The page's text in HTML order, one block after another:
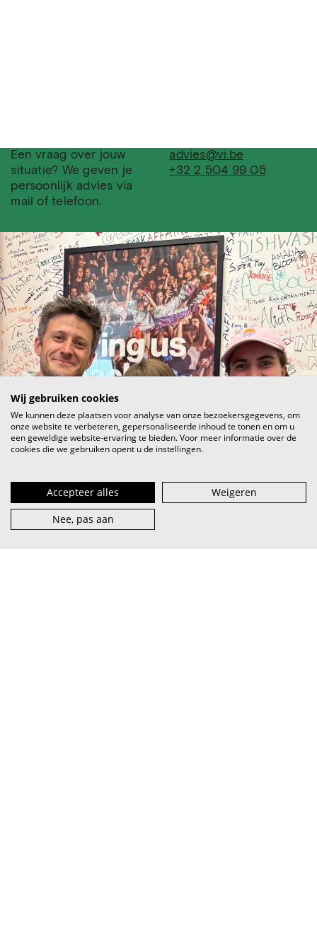
Een vraag over jouw
situatie? We geven je
persoonlijk advies via
mail of telefoon.
advies@vi.be
+32 2 504 99 05
Wij gebruiken cookies
We kunnen deze plaatsen voor analyse van onze bezoekersgegevens, om
onze website te verbeteren, gepersonaliseerde inhoud te tonen en om u
een geweldige website-ervaring te bieden. Voor meer informatie over de
cookies die we gebruiken opent u de instellingen.
Accepteer alles
Weigeren
Nee, pas aan